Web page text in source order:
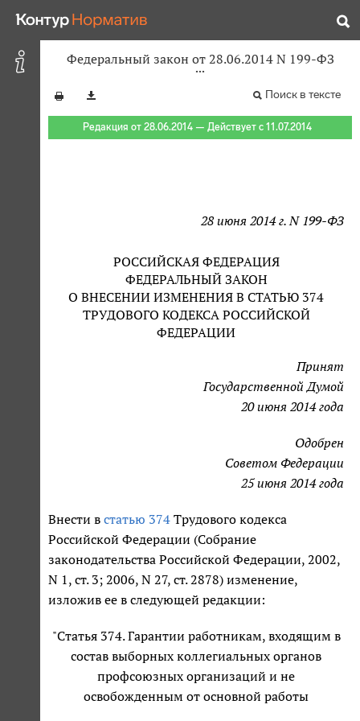
Федеральный закон от 28.06.2014 N 199-ФЗ
Поиск в тексте
Редакция от 28.06.2014 — Действует с 11.07.2014
28 июня 2014 г. N 199-ФЗ
РОССИЙСКАЯ ФЕДЕРАЦИЯ
ФЕДЕРАЛЬНЫЙ ЗАКОН
О ВНЕСЕНИИ ИЗМЕНЕНИЯ В СТАТЬЮ 374
ТРУДОВОГО КОДЕКСА РОССИЙСКОЙ
ФЕДЕРАЦИИ
Принят
Государственной Думой
20 июня 2014 года
Одобрен
Советом Федерации
25 июня 2014 года
Внести в статью 374 Трудового кодекса
Российской Федерации (Собрание
законодательства Российской Федерации, 2002,
N 1, ст. 3; 2006, N 27, ст. 2878) изменение,
изложив ее в следующей редакции:
"Статья 374. Гарантии работникам, входящим в
состав выборных коллегиальных органов
профсоюзных организаций и не
освобожденным от основной работы